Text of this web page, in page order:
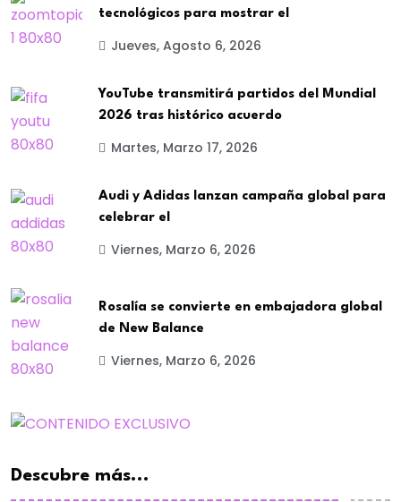
tecnológicos para mostrar el
Jueves, Agosto 6, 2026
YouTube transmitirá partidos del Mundial
2026 tras histórico acuerdo
Martes, Marzo 17, 2026
Audi y Adidas lanzan campaña global para
celebrar el
Viernes, Marzo 6, 2026
Rosalía se convierte en embajadora global
de New Balance
Viernes, Marzo 6, 2026
Descubre más...